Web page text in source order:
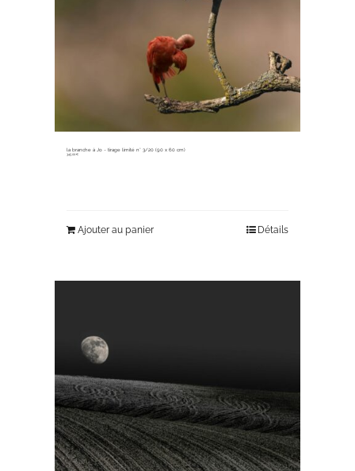
la branche à Jo ~ tirage limité n° 3/20 (90 x 60 cm)
345,00€
Ajouter au panier Détails